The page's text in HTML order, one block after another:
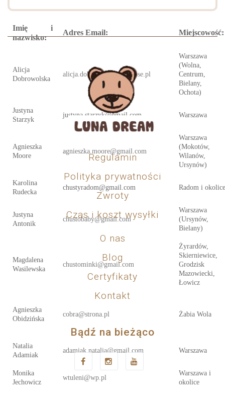
Imię i
nazwisko:
Adres Email: Miejscowość:
Alicja
Dobrowolska
alicja.dobrowolska@beclose.pl
Warszawa
(Wolna,
Centrum,
Bielany,
Ochota)
Justyna
Starzyk
justyna.starzyk@gmail.com Warszawa
Agnieszka
Moore
agnieszka.moore@gmail.com
Warszawa
(Mokotów,
Wilanów,
Ursynów)
Karolina
Rudecka
chustyradom@gmail.com Radom i okolice
Justyna
Antonik
chustobaby@gmail.com
Warszawa
(Ursynów,
Bielany)
Magdalena
Wasilewska
chustominki@gmail.com
Żyrardów,
Skierniewice,
Grodzisk
Mazowiecki,
Łowicz
Agnieszka
Obidzińska
cobra@strona.pl Żabia Wola
Natalia
Adamiak
adamiak.natalia@gmail.com Warszawa
Monika
Jechowicz
wtuleni@wp.pl
Warszawa i
okolice
Bądź na bieżąco
Regulamin
Polityka prywatności
Zwroty
Czas i koszt wysyłki
O nas
Blog
Certyfikaty
Kontakt